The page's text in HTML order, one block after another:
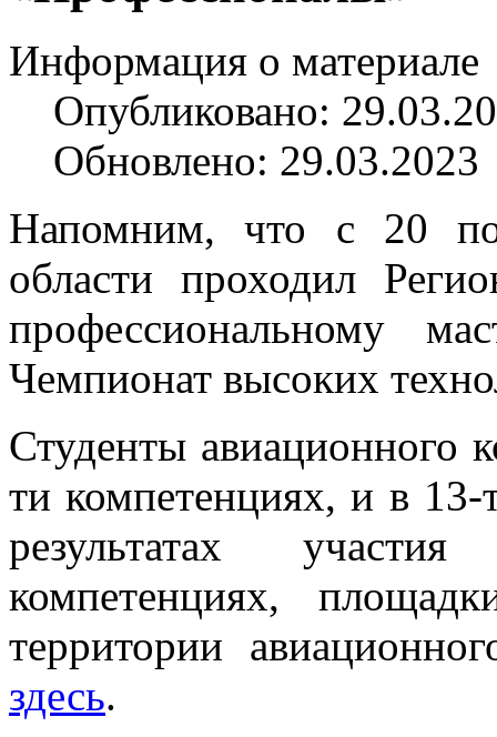
Информация о материале
Опубликовано:
Обновлено: 29.03.2023
Напомним, что с 20
области проходил
профессиональному
Чемпионат высоких
Студенты авиационного
ти компетенциях, и в
результатах
компетенциях,
территории
здесь.